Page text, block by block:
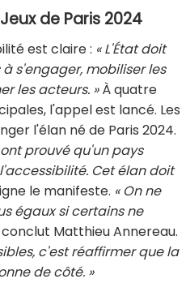
de Paris 2024
est claire : « L'État doit
s'engager, mobiliser les
les acteurs. »À quatre
l'appel est lancé. Les
l'élan né de Paris 2024.
prouvé qu'un pays
Cet élan doit
le manifeste. « On ne
égaux si certains ne
conclut Matthieu Annereau.
c'est réaffirmer que la
de côté. »